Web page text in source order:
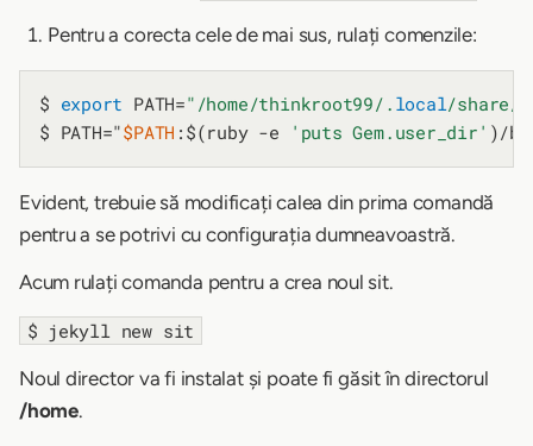
Pentru a corecta cele de mai sus, rulați comenzile:
$ export PATH="/home/thinkroot99/. local/share/
$ PATH="$PATH :$(ruby -e 'puts Gem.user_dir'
Evident, trebuie să modificați calea din prima comandă
pentru a se potrivi cu configurația dumneavoastră.
Acum rulați comanda pentru a crea noul sit.
$ jekyll new sit
Noul director va fi instalat și poate fi găsit în directorul
/home.